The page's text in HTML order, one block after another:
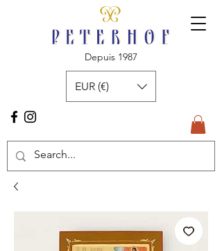
Depuis 1987
EUR (€)